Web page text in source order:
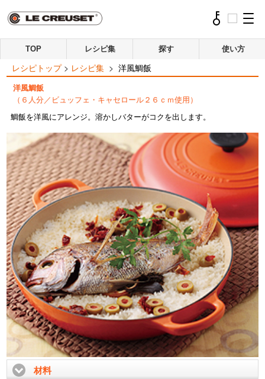
TOP レシピ集 探す 使い方
レシピトップ > レシピ集 > 洋風鯛飯
洋風鯛飯
（６人分／ビュッフェ・キャセロール２６ｃｍ使用）
鯛飯を洋風にアレンジ。溶かしバターがコクを出します。
材料click to expand contents